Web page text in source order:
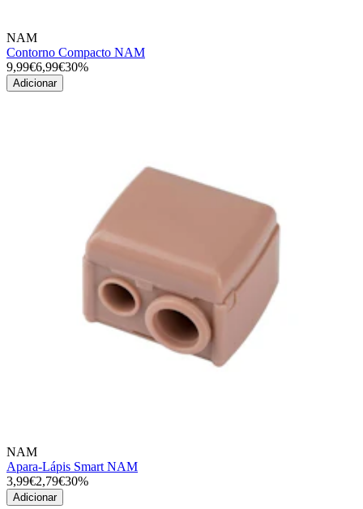
NAM
Contorno Compacto NAM
9,99€6,99€30%
Adicionar
NAM
Apara-Lápis Smart NAM
3,99€2,79€30%
Adicionar